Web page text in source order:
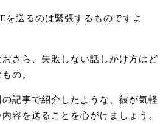
を送るのは緊張するものですよ
さら、失敗しない話しかけ方はど
の。
記事で紹介したような、彼が気軽
容を送ることを心がけましょう。